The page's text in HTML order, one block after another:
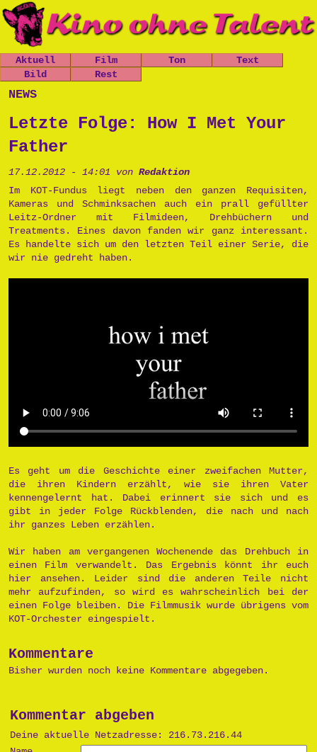
Aktuell
Nachrichten
Termine
Film
Spielfilme
n
Politik
Unsinn
Käseburg
Ton
Das Grauen
der Tiefe
Prinzessin
Cara
Text
der Tiefe
ar
Ausgesproche
nes
Unverständni
Bild
Mitfickrepor
t
Metallwaren
Tschernobyl
Rest
Links
news
Letzte Folge: How I Met Your
Father
17.12.2012 - 14:01 von Redaktion
Im KOT-Fundus liegt neben den ganzen Requisiten,
Kameras und Schminksachen auch ein prall gefüllter
Leitz-Ordner mit Filmideen, Drehbüchern und
Treatments. Eines davon fanden wir ganz interessant.
Es handelte sich um den letzten Teil einer Serie, die
wir nie gedreht haben.
Es geht um die Geschichte einer zweifachen Mutter,
die ihren Kindern erzählt, wie sie ihren Vater
kennengelernt hat. Dabei erinnert sie sich und es
gibt in jeder Folge Rückblenden, die nach und nach
ihr ganzes Leben erzählen.
Wir haben am vergangenen Wochenende das Drehbuch in
einen Film verwandelt. Das Ergebnis könnt ihr euch
hier ansehen. Leider sind die anderen Teile nicht
mehr aufzufinden, so wird es wahrscheinlich bei der
einen Folge bleiben. Die Filmmusik wurde übrigens vom
KOT-Orchester eingespielt.
Kommentare
Bisher wurden noch keine Kommentare abgegeben.
Kommentar abgeben
Deine aktuelle Netzadresse: 216.73.216.44